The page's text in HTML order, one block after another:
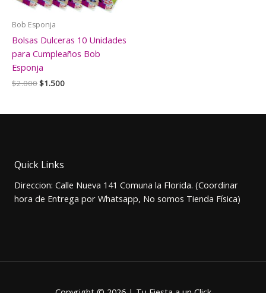
Bob Esponja
Bolsas Dulceras 10 Unidades
para Cumpleaños Bob
Esponja
$2.000El
era:
$1.500El
es:
Quick Links
Direccion: Calle Nueva 141 Comuna la Florida. (Coordinar
hora de Entrega por Whatsapp, No somos Tienda Física)